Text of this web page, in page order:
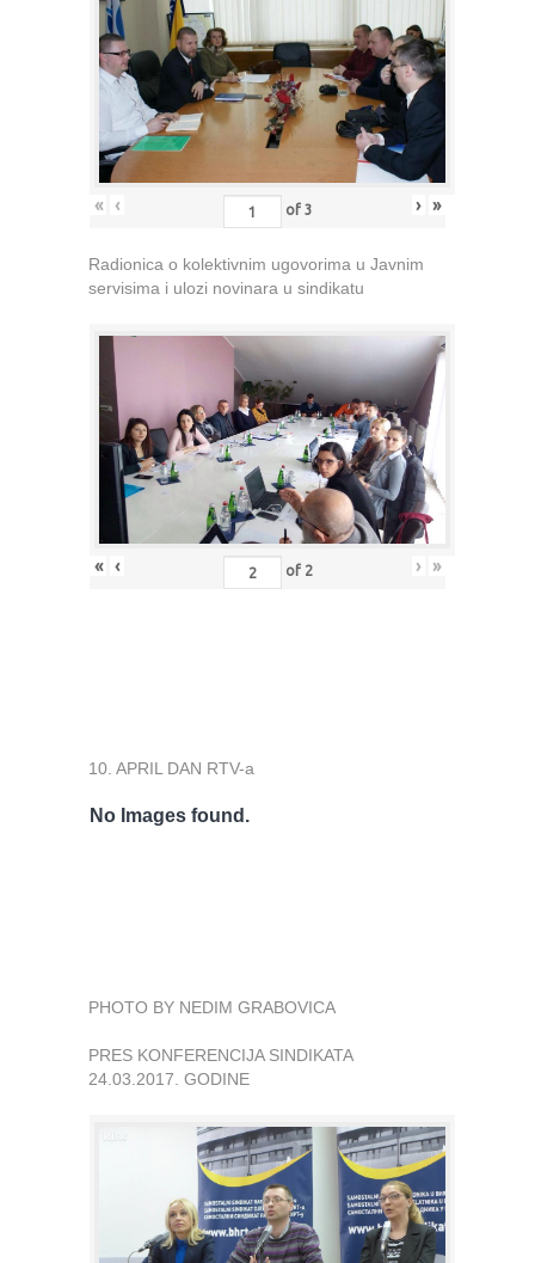
« ‹ of 3 › »
Radionica o kolektivnim ugovorima u Javnim
servisima i ulozi novinara u sindikatu
« ‹ of 2 › »
10. APRIL DAN RTV-a
No Images found.
PHOTO BY NEDIM GRABOVICA
PRES KONFERENCIJA SINDIKATA
24.03.2017. GODINE